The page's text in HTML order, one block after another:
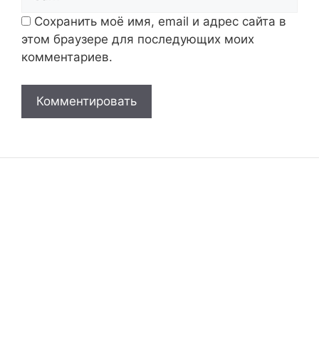
Сохранить моё имя, email и адрес сайта в
этом браузере для последующих моих
комментариев.